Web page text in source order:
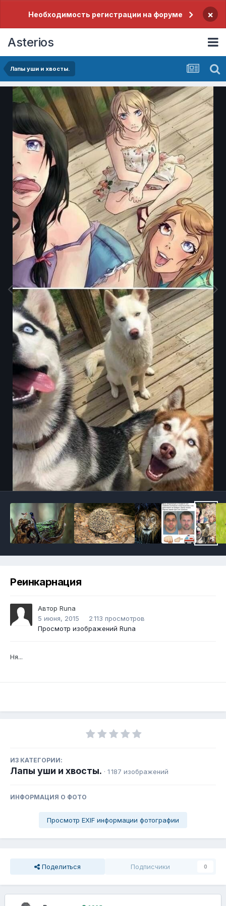
Необходимость регистрации на форуме ×
Asterios
Лапы уши и хвосты.
Инструменты
Реинкарнация
Автор Runа
5 июня, 2015
2 113 просмотров
Просмотр изображений Runа
Ня...
ИЗ КАТЕГОРИИ:
Лапы уши и хвосты. · 1 187 изображений
ИНФОРМАЦИЯ О ФОТО
Просмотр EXIF информации фотографии
Поделиться Подписчики 0